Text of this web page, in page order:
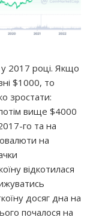
у 2017 році. Якщо
$1000, то
зростати:
вище $4000
го та на
на
відкотилася
досяг дна на
почалося на